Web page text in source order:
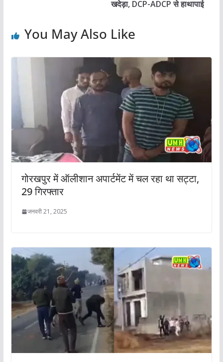
खदेड़ा, DCP-ADCP से हाथापाई
You May Also Like
गोरखपुर में ऑलीशान अपार्टमेंट में चल रहा था सट्टा,
29 गिरफ्तार
जनवरी 21, 2025